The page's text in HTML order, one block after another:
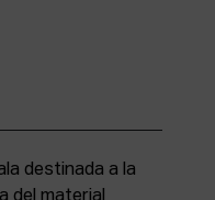
destinada a la